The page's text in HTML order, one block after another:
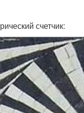
счетчик: